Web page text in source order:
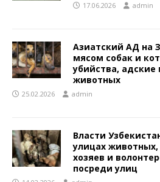
17.06.2026 admin
Азиатский АД на
мясом собак и
убийства,
животных
25.02.2026 admin
Власти
улицах
хозяев и
посреди улиц